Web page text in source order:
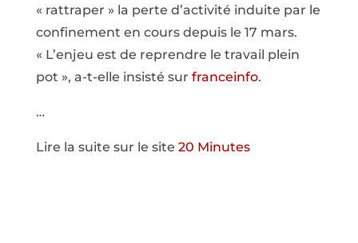
« rattraper » la perte d’activité induite par le
confinement en cours depuis le 17 mars.
« L’enjeu est de reprendre le travail plein
pot », a-t-elle insisté sur franceinfo.
…
Lire la suite sur le site 20 Minutes